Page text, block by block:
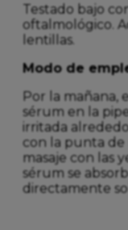
Testado bajo
oftalmológico.
lentillas.
Modo de
Por la mañana,
sérum en la
irritada
con la punta de
masaje con las
sérum se
directamente